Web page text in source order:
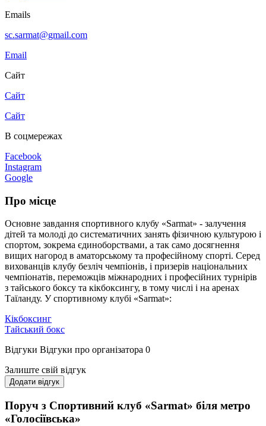
Emails
sc.sarmat@gmail.com
Email
Сайт
Сайт
Сайт
В соцмережах
Facebook
Instagram
Google
Про місце
Основне завдання спортивного клубу «Sarmat» - залучення
дітей та молоді до систематичних занять фізичною культурою і
спортом, зокрема єдиноборствами, а так само досягнення
вищих нагород в аматорському та професійному спорті. Серед
вихованців клубу безліч чемпіонів, і призерів національних
чемпіонатів, переможців міжнародних і професійних турнірів
з тайського боксу та кікбоксингу, в тому числі і на аренах
Таїланду. У спортивному клубі «Sarmat»:
Кікбоксинг
Тайський бокс
Відгуки Відгуки про організатора 0
Залиште свій відгук
Додати відгук
Поруч з Спортивний клуб «Sarmat» біля метро
«Голосіївська»